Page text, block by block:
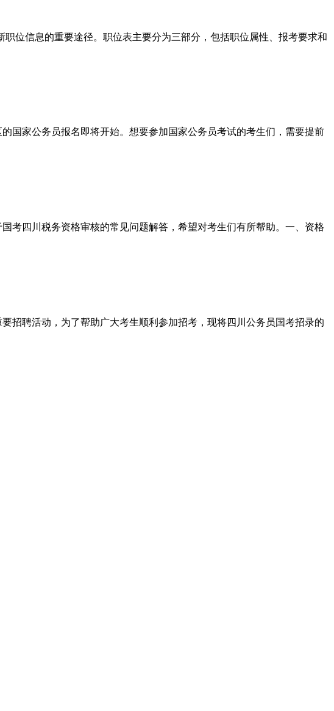
位信息的重要途径。职位表主要分为三部分，包括职位属性、报考要求和
国家公务员报名即将开始。想要参加国家公务员考试的考生们，需要提前
考四川税务资格审核的常见问题解答，希望对考生们有所帮助。一、资格
招聘活动，为了帮助广大考生顺利参加招考，现将四川公务员国考招录的